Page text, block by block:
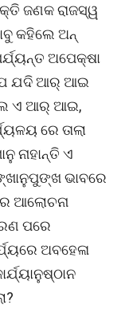
ଜଣକ ରାଜସ୍ୱ
କହିଲେ ଅନ୍
ଅପେକ୍ଷା
ଯଦି ଆର୍ ଆଇ
ଏ ଆର୍ ଆଇ,
ରେ ତାଲା
ନାହାନ୍ତି ଏ
ଭାବରେ
ଆଲୋଚନା
ପରେ
ଅବହେଳା